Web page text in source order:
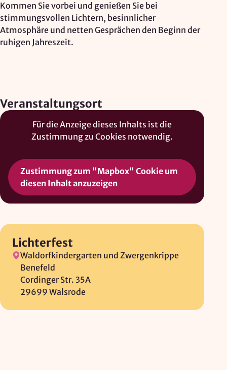
Kommen Sie vorbei und genießen Sie bei
stimmungsvollen Lichtern, besinnlicher
Atmosphäre und netten Gesprächen den Beginn der
ruhigen Jahreszeit.
Veranstaltungsort
Für die Anzeige dieses Inhalts ist die
Zustimmung zu Cookies notwendig.
Zustimmung zum "Mapbox" Cookie um
diesen Inhalt anzuzeigen
Lichterfest
Waldorfkindergarten und Zwergenkrippe
Benefeld
Cordinger Str. 35A
29699 Walsrode
Optionale Cookies(z. B. für Karten von Mapbox,
Videos von Vimeo oder optionale zusätzliche
Cookies für die Messung von wiederkehrenden
Nutzenden von Matomo) werden
Anbieter:
Mapbox Inc., US
Zweck:
Kartendarstellung
Rechtsgrundlage: Art. 6 Abs. 1 lit. a DSGVO
Vimeo Inc., USA
Zweck:
Videowiedergabe
Rechtsgrundlage: Art. 6 Abs. 1 lit. a DSGVO